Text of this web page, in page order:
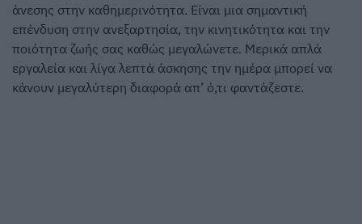
άνεσης στην καθημερινότητα. Είναι μια σημαντική
επένδυση στην ανεξαρτησία, την κινητικότητα και την
ποιότητα ζωής σας καθώς μεγαλώνετε. Μερικά απλά
εργαλεία και λίγα λεπτά άσκησης την ημέρα μπορεί να
κάνουν μεγαλύτερη διαφορά απ’ ό,τι φαντάζεστε.